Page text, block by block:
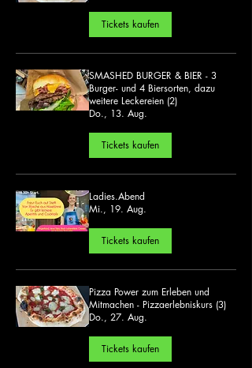
Tickets kaufen
SMASHED BURGER & BIER - 3
Burger- und 4 Biersorten, dazu
weitere Leckereien (2)
Do., 13. Aug.
Tickets kaufen
Ladies.Abend
Mi., 19. Aug.
Tickets kaufen
Pizza Power zum Erleben und
Mitmachen - Pizzaerlebniskurs (3)
Do., 27. Aug.
Tickets kaufen